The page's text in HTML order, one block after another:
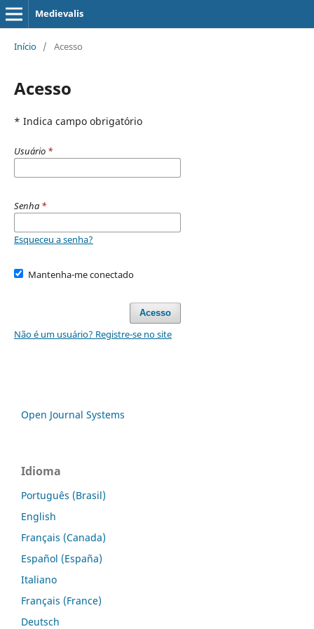
Medievalis
Início / Acesso
Acesso
* Indica campo obrigatório
Usuário *
Senha *
Esqueceu a senha?
Mantenha-me conectado
Acesso
Não é um usuário? Registre-se no site
Open Journal Systems
Idioma
Português (Brasil)
English
Français (Canada)
Español (España)
Italiano
Français (France)
Deutsch